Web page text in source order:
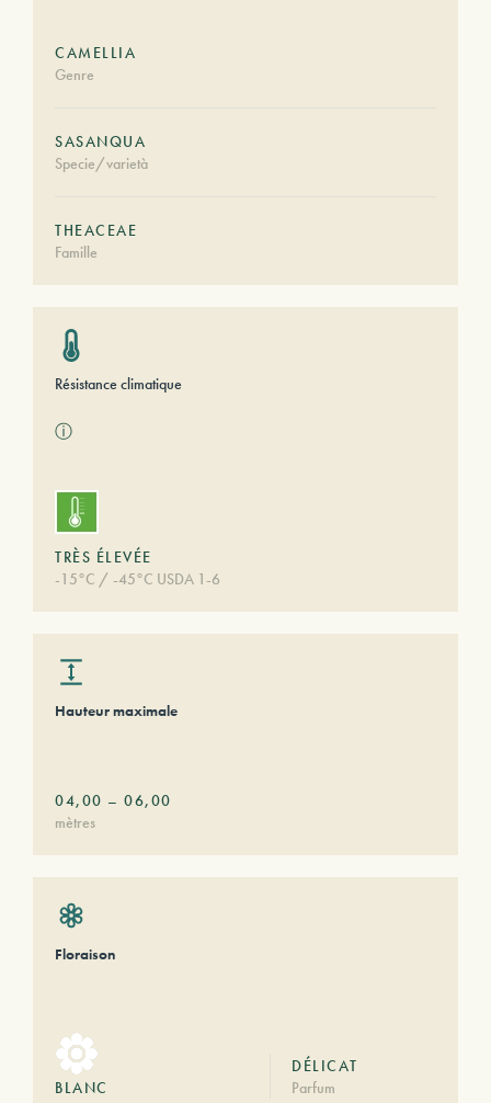
CAMELLIA
Genre
SASANQUA
Specie/varietà
THEACEAE
Famille
Résistance climatique
ⓘ
TRÈS ÉLEVÉE
-15°C / -45°C USDA 1-6
Hauteur maximale
04,00 – 06,00
mètres
Floraison
BLANC
DÉLICAT
Parfum